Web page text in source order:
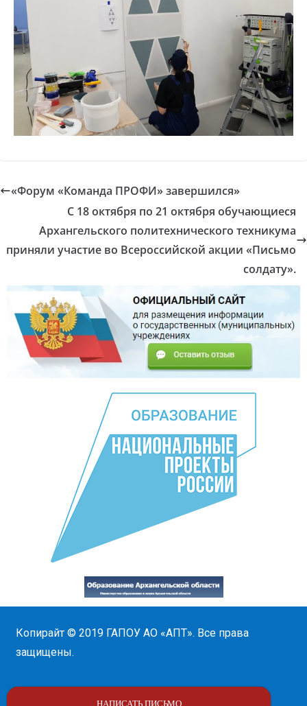
«Форум «Команда ПРОФИ» завершился»
С 18 октября по 21 октября обучающиеся
Архангельского политехнического техникума
приняли участие во Всероссийской акции «Письмо
солдату».
Копирайт © 2019 ГАПОУ АО «АПТ». Все права
защищены.
НАПИСАТЬ ПИСЬМО